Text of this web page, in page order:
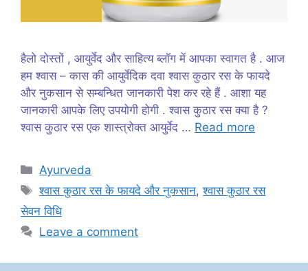
हैलो दोस्तों , आयुर्वेद और साहित्य ब्लॉग में आपका स्वागत है . आज
हम श्वास – कास की आयुर्वेदिक दवा श्वास कुठार रस के फायदे
और नुकसान से सम्बन्धित जानकारी पेश कर रहे हैं . आशा यह
जानकारी आपके लिए उपयोगी होगी . श्वास कुठार रस क्या है ?
श्वास कुठार रस एक शास्त्रोक्त आयुर्वेद … Read more
Categories
Ayurveda
Tags
श्वास कुठार रस के फायदे और नुकसान,श्वास कुठार रस
सेवन विधि
Leave a comment